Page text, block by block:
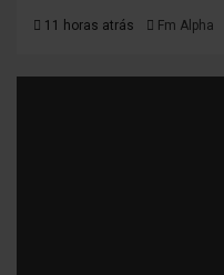
11 horas atrás Fm Alpha